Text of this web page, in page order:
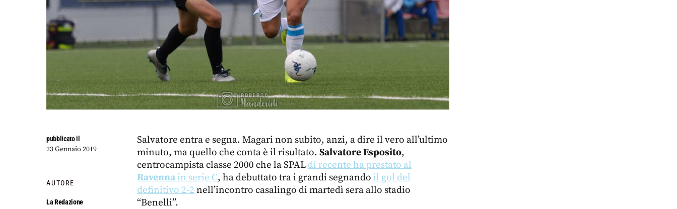
pubblicato il
23 Gennaio 2019
AUTORE
La Redazione
Salvatore entra e segna. Magari non subito, anzi, a dire il vero all’ultimo
minuto, ma quello che conta è il risultato. Salvatore Esposito,
centrocampista classe 2000 che la SPAL di recente ha prestato al
Ravenna in serie C, ha debuttato tra i grandi segnando il gol del
definitivo 2-2 nell’incontro casalingo di martedì sera allo stadio
“Benelli”.